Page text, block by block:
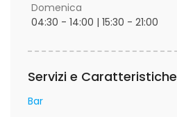
Domenica
04:30 - 14:00 | 15:30 - 21:00
Servizi e Caratteristiche
Bar